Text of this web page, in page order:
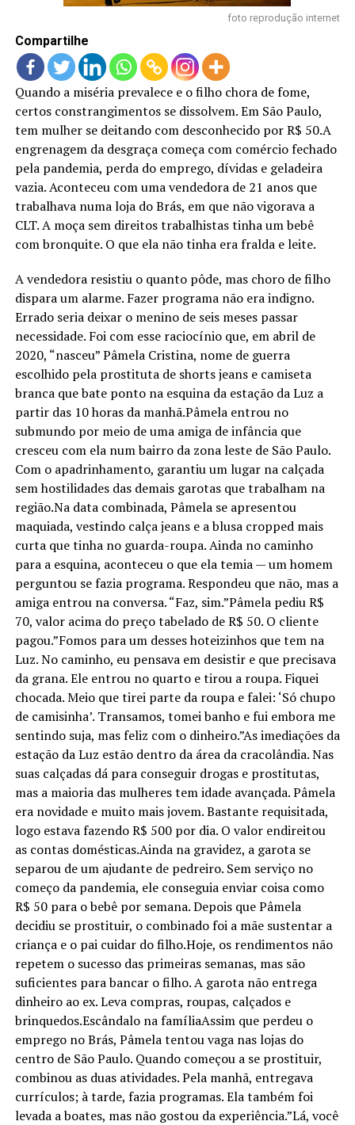
foto reprodução internet
Compartilhe
Quando a miséria prevalece e o filho chora de fome,
certos constrangimentos se dissolvem. Em São Paulo,
tem mulher se deitando com desconhecido por R$ 50.A
engrenagem da desgraça começa com comércio fechado
pela pandemia, perda do emprego, dívidas e geladeira
vazia. Aconteceu com uma vendedora de 21 anos que
trabalhava numa loja do Brás, em que não vigorava a
CLT. A moça sem direitos trabalhistas tinha um bebê
com bronquite. O que ela não tinha era fralda e leite.
A vendedora resistiu o quanto pôde, mas choro de filho
dispara um alarme. Fazer programa não era indigno.
Errado seria deixar o menino de seis meses passar
necessidade. Foi com esse raciocínio que, em abril de
2020, “nasceu” Pâmela Cristina, nome de guerra
escolhido pela prostituta de shorts jeans e camiseta
branca que bate ponto na esquina da estação da Luz a
partir das 10 horas da manhã.Pâmela entrou no
submundo por meio de uma amiga de infância que
cresceu com ela num bairro da zona leste de São Paulo.
Com o apadrinhamento, garantiu um lugar na calçada
sem hostilidades das demais garotas que trabalham na
região.Na data combinada, Pâmela se apresentou
maquiada, vestindo calça jeans e a blusa cropped mais
curta que tinha no guarda-roupa. Ainda no caminho
para a esquina, aconteceu o que ela temia — um homem
perguntou se fazia programa. Respondeu que não, mas a
amiga entrou na conversa. “Faz, sim.”Pâmela pediu R$
70, valor acima do preço tabelado de R$ 50. O cliente
pagou.”Fomos para um desses hoteizinhos que tem na
Luz. No caminho, eu pensava em desistir e que precisava
da grana. Ele entrou no quarto e tirou a roupa. Fiquei
chocada. Meio que tirei parte da roupa e falei: ‘Só chupo
de camisinha’. Transamos, tomei banho e fui embora me
sentindo suja, mas feliz com o dinheiro.”As imediações da
estação da Luz estão dentro da área da cracolândia. Nas
suas calçadas dá para conseguir drogas e prostitutas,
mas a maioria das mulheres tem idade avançada. Pâmela
era novidade e muito mais jovem. Bastante requisitada,
logo estava fazendo R$ 500 por dia. O valor endireitou
as contas domésticas.Ainda na gravidez, a garota se
separou de um ajudante de pedreiro. Sem serviço no
começo da pandemia, ele conseguia enviar coisa como
R$ 50 para o bebê por semana. Depois que Pâmela
decidiu se prostituir, o combinado foi a mãe sustentar a
criança e o pai cuidar do filho.Hoje, os rendimentos não
repetem o sucesso das primeiras semanas, mas são
suficientes para bancar o filho. A garota não entrega
dinheiro ao ex. Leva compras, roupas, calçados e
brinquedos.Escândalo na famíliaAssim que perdeu o
emprego no Brás, Pâmela tentou vaga nas lojas do
centro de São Paulo. Quando começou a se prostituir,
combinou as duas atividades. Pela manhã, entregava
currículos; à tarde, fazia programas. Ela também foi
levada a boates, mas não gostou da experiência.”Lá, você